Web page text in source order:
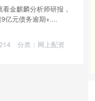
金麒麟分析师研报，
亿元债务逾期+....
分类： 网上配资